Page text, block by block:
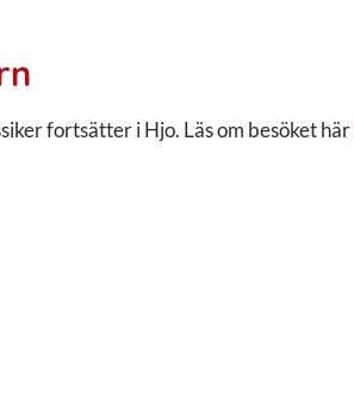
fortsätter i Hjo. Läs om besöket här